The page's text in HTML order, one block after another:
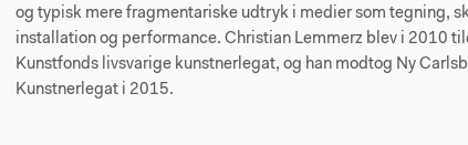
og typisk mere fragmentariske udtryk i medier som tegning,
installation og performance. Christian Lemmerz blev i 2010
Kunstfonds livsvarige kunstnerlegat, og han modtog Ny
Kunstnerlegat i 2015.